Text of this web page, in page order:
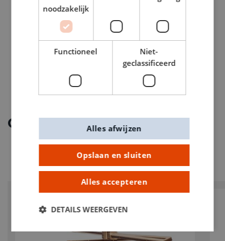
ARTIKELNUMMER
Ontdek meer
noodzakelijk
Functioneel
Niet-
geclassificeerd
Opslaan en sluiten
Alles accepteren
Alles afwijzen
DETAILS WEERGEVEN